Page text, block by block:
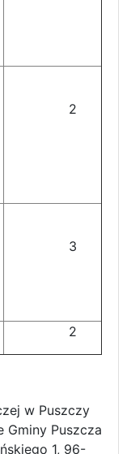
2
3
2
w Puszczy
Gminy Puszcza
1, 96-